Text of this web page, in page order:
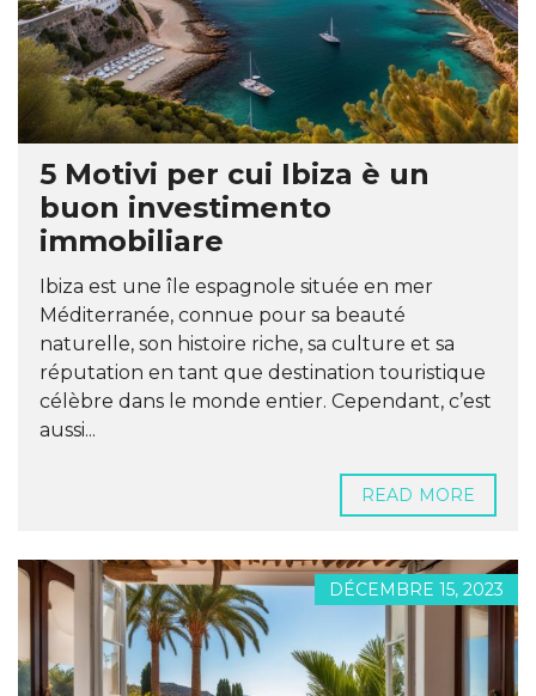
5 Motivi per cui Ibiza è un
buon investimento
immobiliare
Ibiza est une île espagnole située en mer
Méditerranée, connue pour sa beauté
naturelle, son histoire riche, sa culture et sa
réputation en tant que destination touristique
célèbre dans le monde entier. Cependant, c’est
aussi...
READ MORE
DÉCEMBRE 15, 2023